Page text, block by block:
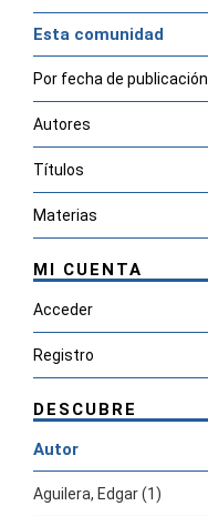
Esta comunidad
Por fecha de publicación
Autores
Títulos
Materias
MI CUENTA
Acceder
Registro
DESCUBRE
Autor
Aguilera, Edgar (1)